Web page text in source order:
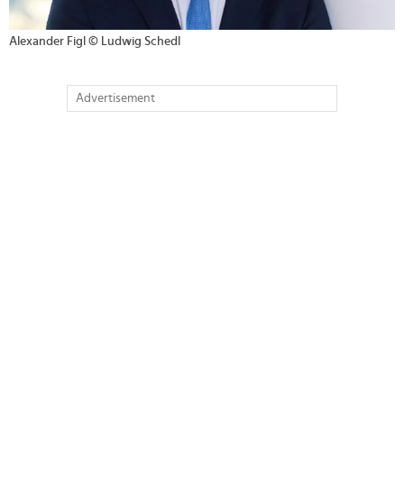
Alexander Figl © Ludwig Schedl
Advertisement